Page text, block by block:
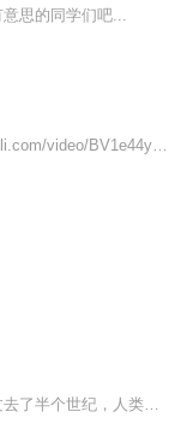
思的同学们吧...